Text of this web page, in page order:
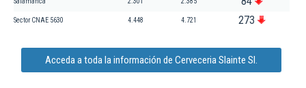
Sector CNAE 5630 4.448 4.721 273
Acceda a toda la información de Cerveceria Slainte Sl.